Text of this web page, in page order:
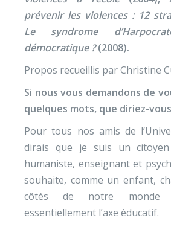
prévenir les violences : 12
Le syndrome
démocratique ?(2008).
Propos recueillis par Christine
Si nous vous demandons de
quelques mots, que diriez-
Pour tous nos amis de
dirais que je suis un
humaniste, enseignant et
souhaite, comme un enfant,
côtés de notre monde
essentiellement l’axe éducatif.